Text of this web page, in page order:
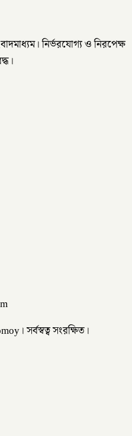
নির্ভরযোগ্য ও নিরপেক্ষ
সর্বস্বত্ব সংরক্ষিত।